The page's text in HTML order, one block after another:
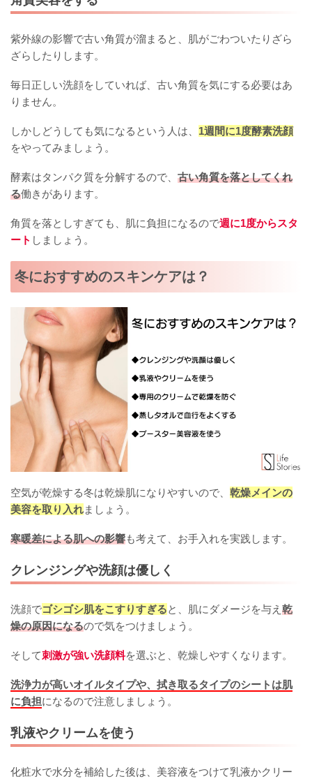
紫外線の影響で古い角質が溜まると、肌がごわついたりざら
ざらしたりします。
毎日正しい洗顔をしていれば、古い角質を気にする必要はあ
りません。
しかしどうしても気になるという人は、 1週間に1度酵素洗顔
をやってみましょう。
酵素はタンパク質を分解するので、 古い角質を落としてくれ
る働きがあります。
角質を落としすぎても、肌に負担になるので週に1度からスタ
ート しましょう。
冬におすすめのスキンケアは？
空気が乾燥する冬は乾燥肌になりやすいので、 乾燥メインの
美容を取り入れましょう。
寒暖差による肌への影響も考えて、お手入れを実践します。
クレンジングや洗顔は優しく
洗顔でゴシゴシ肌をこすりすぎると、肌にダメージを与え 乾
燥の原因になるので気をつけましょう。
そして刺激が強い洗顔料を選ぶと、乾燥しやすくなります。
洗浄力が高いオイルタイプや、拭き取るタイプのシートは肌
に負担になるので注意しましょう。
乳液やクリームを使う
化粧水で水分を補給した後は、美容液をつけて乳液かクリー